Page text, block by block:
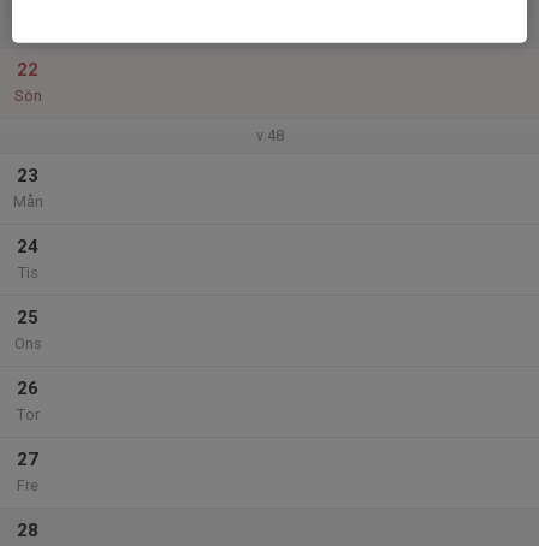
22
Sön
v.48
23
Mån
24
Tis
25
Ons
26
Tor
27
Fre
28